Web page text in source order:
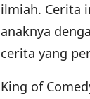
ilmiah. Cerita
anaknya
cerita yang
King of